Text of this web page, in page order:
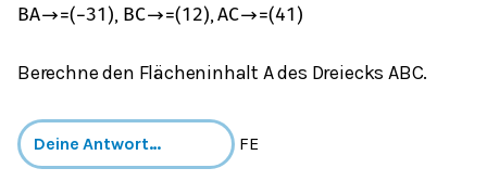
BA→=(−31 ), BC→=(1 2),AC→=(41 )
Berechne den Flächeninhalt A des Dreiecks ABC.
FE